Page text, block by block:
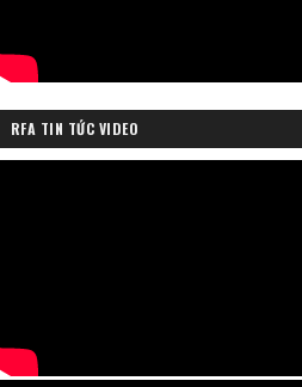
RFA TIN TỨC VIDEO